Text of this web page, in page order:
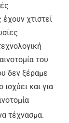
χτιστεί
του
δεν ξέραμε
και για
τέχνασμα.